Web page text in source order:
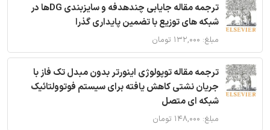
ترجمه مقاله جایابی چندهدفه و سایزبندی DGها در
شبکه های توزیع با تضمین پایداری گذرا
مبلغ: ۱۳۲,۰۰۰ تومان
ترجمه مقاله توپولوژی اینورتر بدون مبدل تک فاز با
جریان نشتی کاهش یافته برای سیستم فوتوولتائیک
شبکه ای متصل
مبلغ: ۱۴۸,۰۰۰ تومان